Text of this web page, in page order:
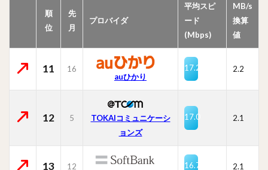
順
位
先
月
プロバイダ
平均スピ
ード
(Mbps)
MB/s
換算
値
11
16
auひかり
17.2 2.2
12 5
TOKAIコミュニケーシ
ョンズ
17.0 2.1
13 12 16.7 2.1